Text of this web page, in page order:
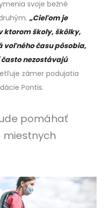
svoje bežné
„Cieľom je
ktorom školy, škôlky,
voľného času pôsobia,
nezostávajú
zámer podujatia
Pontis.
pomáhať
miestnych